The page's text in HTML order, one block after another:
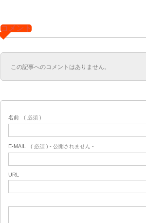
コメント
この記事へのコメントはありません。
名前 ( 必須 )
E-MAIL ( 必須 ) - 公開されません -
URL